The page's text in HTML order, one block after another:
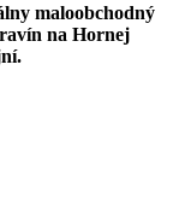
maloobchodný
na Hornej